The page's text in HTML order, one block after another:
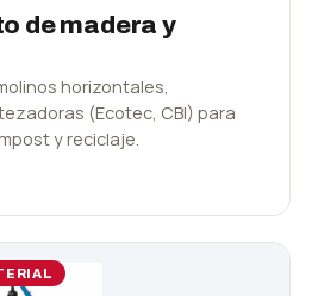
de madera y
horizontales,
(Ecotec, CBI) para
y reciclaje.